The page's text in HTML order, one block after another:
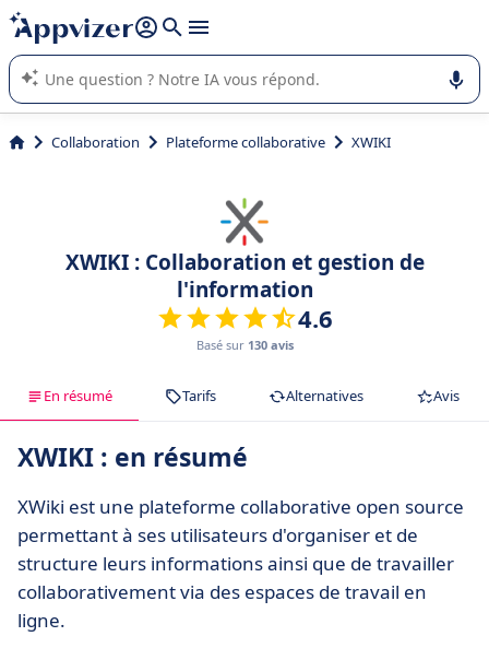
répondre (plusieurs lignes avec
L'IA de Appvizer vous guide dans l'utilisation ou la sélection de
logiciel SaaS en entreprise.
Collaboration Plateforme collaborative XWIKI
XWIKI : Collaboration et gestion de
l'information
4.6
Basé sur 130 avis
En résumé Tarifs Alternatives Avis
XWIKI : en résumé
XWiki est une plateforme collaborative open source
permettant à ses utilisateurs d'organiser et de
structure leurs informations ainsi que de travailler
collaborativement via des espaces de travail en
ligne.